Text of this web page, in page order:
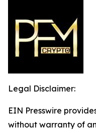
Legal Disclaimer:
EIN Presswire
without warranty of